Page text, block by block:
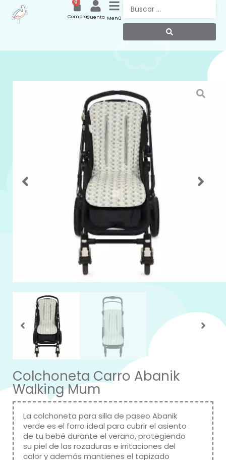
Menú
Cuenta
0
Compras
Colchoneta Carro Abanik
Walking Mum
La colchoneta para silla de paseo Abanik
verde es el forro ideal para cubrir el asiento
de tu bebé durante el verano, protegiendo
su piel de las rozaduras e irritaciones del
calor y además mantienes el tapizado